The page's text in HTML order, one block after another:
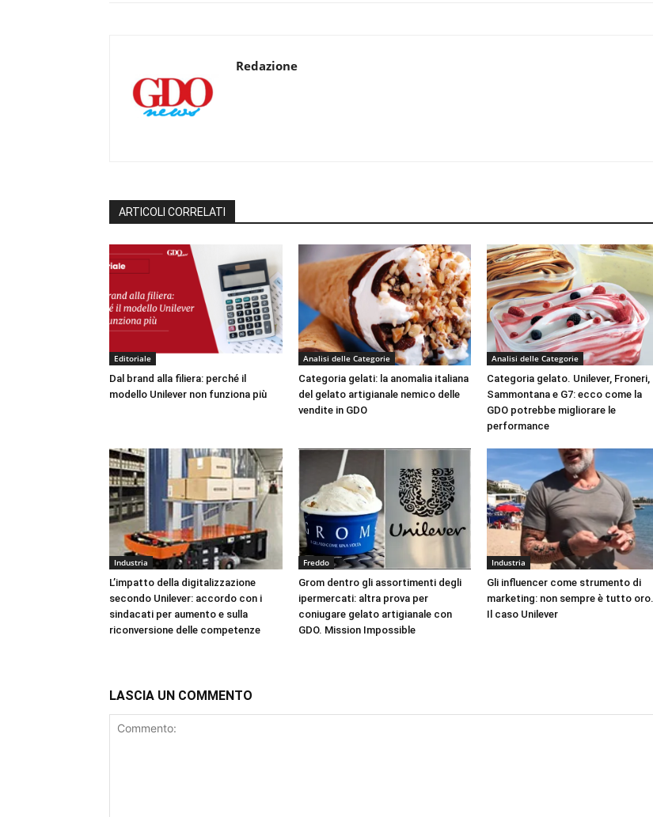
Redazione
ARTICOLI CORRELATI
Editoriale
Dal brand alla filiera: perché il
modello Unilever non funziona più
Analisi delle Categorie
Categoria gelati: la anomalia italiana
del gelato artigianale nemico delle
vendite in GDO
Analisi delle Categorie
Categoria gelato. Unilever, Froneri,
Sammontana e G7: ecco come la
GDO potrebbe migliorare le
performance
Industria
L’impatto della digitalizzazione
secondo Unilever: accordo con i
sindacati per aumento e sulla
riconversione delle competenze
Freddo
Grom dentro gli assortimenti degli
ipermercati: altra prova per
coniugare gelato artigianale con
GDO. Mission Impossible
Industria
Gli influencer come strumento di
marketing: non sempre è tutto oro.
Il caso Unilever
LASCIA UN COMMENTO